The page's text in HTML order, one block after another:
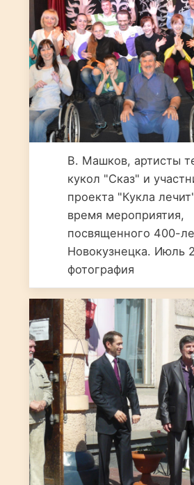
В. Машков, артисты
кукол "Сказ" и
проекта "Кукла
время мероприятия,
посвященного 400-
Новокузнецка. Июль
фотография